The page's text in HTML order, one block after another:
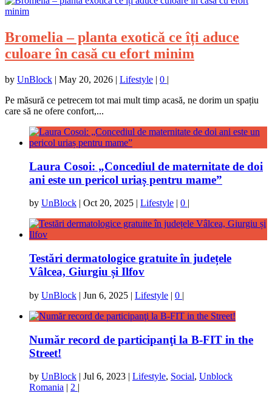
Bromelia – planta exotică ce îți aduce
culoare în casă cu efort minim
by UnBlock | May 20, 2026 | Lifestyle | 0 |
Pe măsură ce petrecem tot mai mult timp acasă, ne dorim un spațiu
care să ne ofere confort,...
Laura Cosoi: „Concediul de maternitate de doi
ani este un pericol uriaș pentru mame”
by UnBlock | Oct 20, 2025 | Lifestyle | 0 |
Testări dermatologice gratuite în județele
Vâlcea, Giurgiu și Ilfov
by UnBlock | Jun 6, 2025 | Lifestyle | 0 |
Număr record de participanţi la B-FIT in the
Street!
by UnBlock | Jul 6, 2023 | Lifestyle, Social, Unblock
Romania | 2 |